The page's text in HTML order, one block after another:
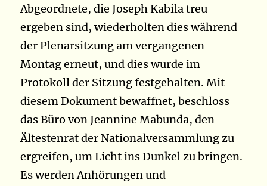
Abgeordnete, die Joseph Kabila treu
ergeben sind, wiederholten dies während
der Plenarsitzung am vergangenen
Montag erneut, und dies wurde im
Protokoll der Sitzung festgehalten. Mit
diesem Dokument bewaffnet, beschloss
das Büro von Jeannine Mabunda, den
Ältestenrat der Nationalversammlung zu
ergreifen, um Licht ins Dunkel zu bringen.
Es werden Anhörungen und